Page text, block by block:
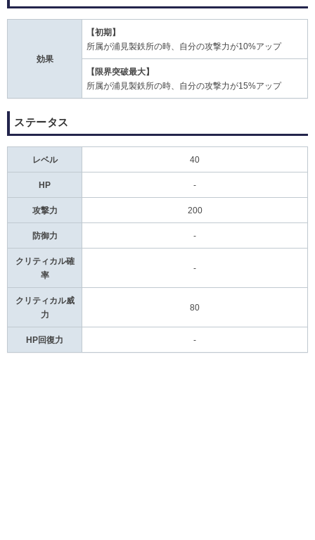
効果
【初期】
所属が浦見製鉄所の時、自分の攻撃力が10%アップ
【限界突破最大】
所属が浦見製鉄所の時、自分の攻撃力が15%アップ
ステータス
レベル 40
HP -
攻撃力 200
防御力 -
クリティカル確
率
-
クリティカル威
力
80
HP回復力 -